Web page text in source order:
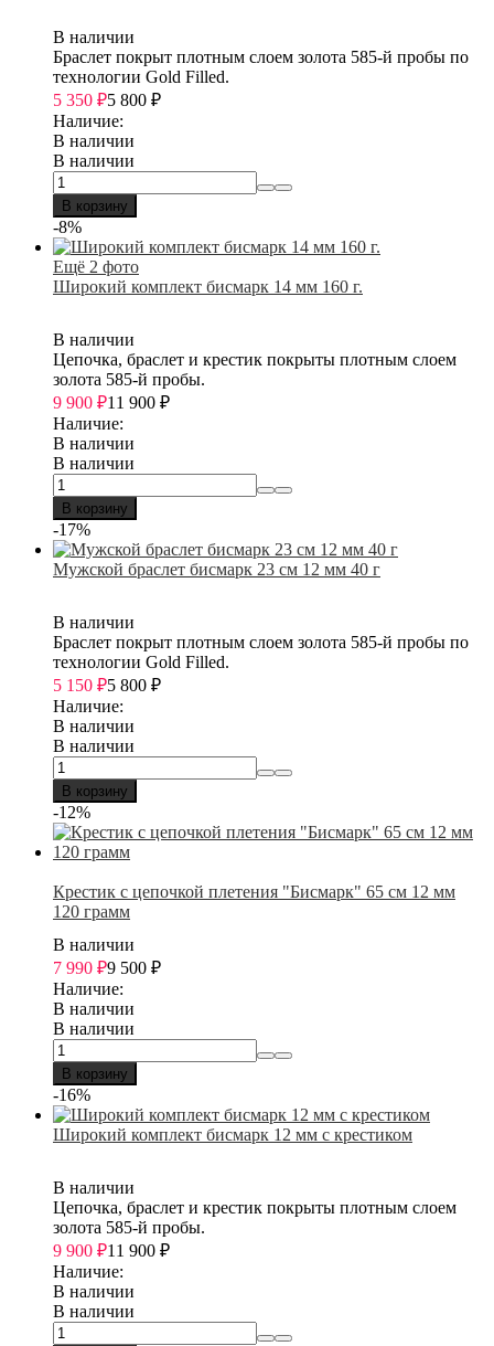
В наличии
Браслет покрыт плотным слоем золота 585-й пробы по
технологии Gold Filled.
5 350 ₽5 800 ₽
Наличие:
В наличии
В наличии
В корзину
-8%
Ещё 2 фото
Широкий комплект бисмарк 14 мм 160 г.
В наличии
Цепочка, браслет и крестик покрыты плотным слоем
золота 585-й пробы.
9 900 ₽11 900 ₽
Наличие:
В наличии
В наличии
В корзину
-17%
Мужской браслет бисмарк 23 см 12 мм 40 г
В наличии
Браслет покрыт плотным слоем золота 585-й пробы по
технологии Gold Filled.
5 150 ₽5 800 ₽
Наличие:
В наличии
В наличии
В корзину
-12%
Крестик с цепочкой плетения "Бисмарк" 65 см 12 мм
120 грамм
В наличии
7 990 ₽9 500 ₽
Наличие:
В наличии
В наличии
В корзину
-16%
Широкий комплект бисмарк 12 мм с крестиком
В наличии
Цепочка, браслет и крестик покрыты плотным слоем
золота 585-й пробы.
9 900 ₽11 900 ₽
Наличие:
В наличии
В наличии